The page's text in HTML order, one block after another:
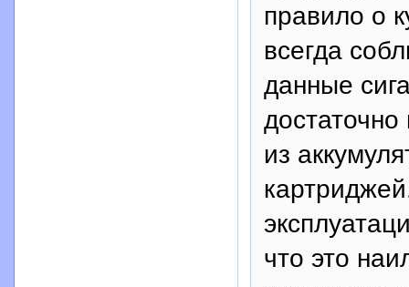
правило о
всегда
данные
достаточно
из
что это